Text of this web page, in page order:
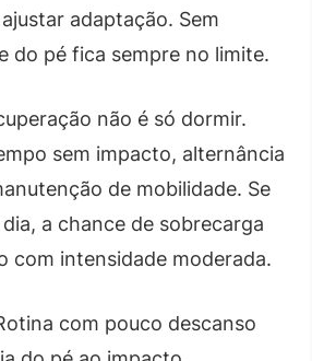
adaptação. Sem
do pé fica sempre no limite.
não é só dormir.
sem impacto, alternância
de mobilidade. Se
a chance de sobrecarga
com intensidade moderada.
com pouco descanso